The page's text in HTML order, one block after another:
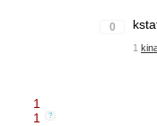
0
1
1
1
?